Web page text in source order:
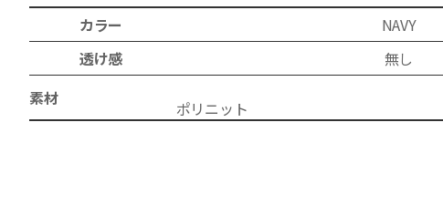
カラー NAVY
透け感
無し
素材
ポリ